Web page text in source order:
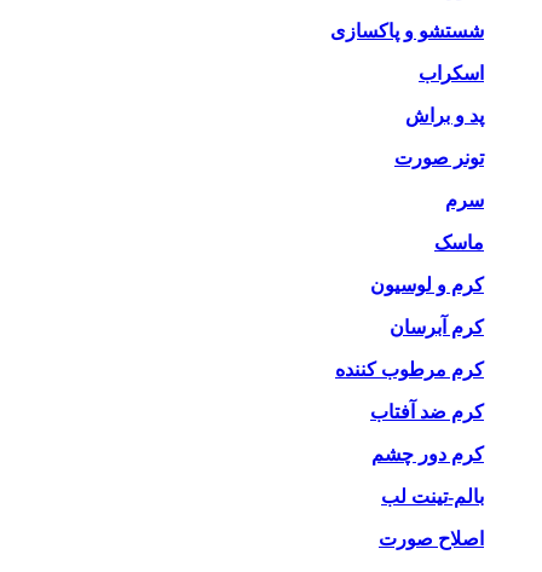
شستشو و پاکسازی
اسکراب
پد و براش
تونر صورت
سرم
ماسک
کرم و لوسیون
کرم آبرسان
کرم مرطوب کننده
کرم ضد آفتاب
کرم دور چشم
بالم-تینت لب
اصلاح صورت